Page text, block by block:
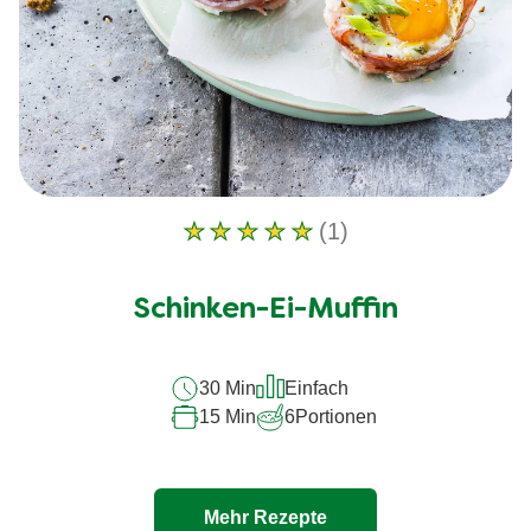
Die
Bewertung
Ei-
Muffin
5.0
von
(1)
Schinken-Ei-Muffin
30 Min
Einfach
15 Min
6Portionen
Mehr Rezepte